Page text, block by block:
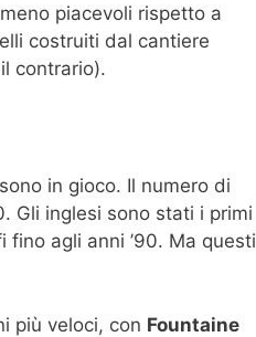
piacevoli rispetto a
costruiti dal cantiere
contrario).
in gioco. Il numero di
Gli inglesi sono stati i primi
agli anni ’90. Ma questi
più veloci, con Fountaine